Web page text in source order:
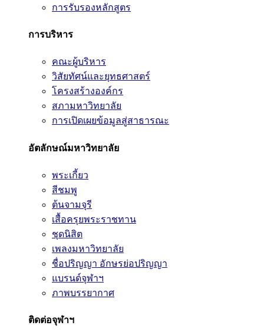
การรับรองหลักสูตร
การบริหาร
คณะผู้บริหาร
วิสัยทัศน์และยุทธศาสตร์
โครงสร้างองค์กร
สภามหาวิทยาลัย
การเปิดเผยข้อมูลสู่สาธารณะ
อัตลักษณ์มหาวิทยาลัย
พระเกี้ยว
สีชมพู
ต้นจามจุรี
เสื้อครุยพระราชทาน
ชุดนิสิต
เพลงมหาวิทยาลัย
ชื่อปริญญา อักษรย่อปริญญา
แบรนด์จุฬาฯ
ภาพบรรยากาศ
ติดต่อจุฬาฯ